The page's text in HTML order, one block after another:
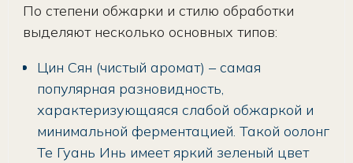
По степени обжарки и стилю обработки
выделяют несколько основных типов:
Цин Сян (чистый аромат) – самая
популярная разновидность,
характеризующаяся слабой обжаркой и
минимальной ферментацией. Такой оолонг
Те Гуань Инь имеет яркий зеленый цвет